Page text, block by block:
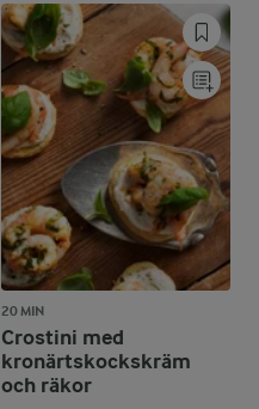
20 MIN
Crostini med
kronärtskockskräm
och räkor